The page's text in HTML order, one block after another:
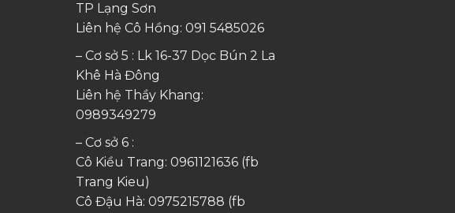
TP Lạng Sơn
Liên hệ Cô Hồng: 091 5485026
– Cơ sở 5 : Lk 16-37 Dọc Bún 2 La
Khê Hà Đông
Liên hệ Thầy Khang:
0989349279
– Cơ sở 6 :
Cô Kiều Trang: 0961121636(fb
Trang Kieu)
Cô Đậu Hà: 0975215788 (fb